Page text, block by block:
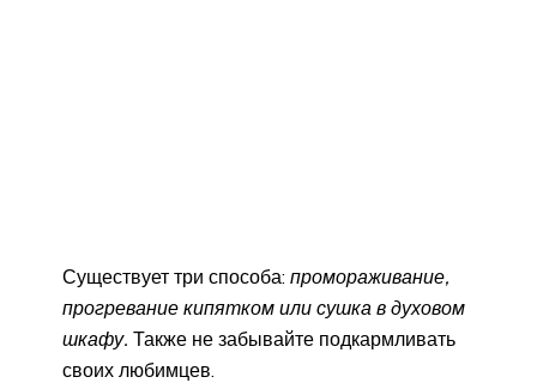
Существует три способа: промораживание,
прогревание кипятком или сушка в духовом
шкафу. Также не забывайте подкармливать
своих любимцев.